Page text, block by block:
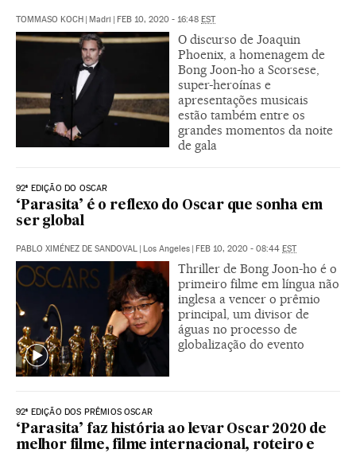
TOMMASO KOCH | Madri | FEB 10, 2020 - 16:48 EST
O discurso de Joaquin
Phoenix, a homenagem de
Bong Joon-ho a Scorsese,
super-heroínas e
apresentações musicais
estão também entre os
grandes momentos da noite
de gala
92ª EDIÇÃO DO OSCAR
‘Parasita’ é o reflexo do Oscar que sonha em
ser global
PABLO XIMÉNEZ DE SANDOVAL | Los Angeles | FEB 10, 2020 - 08:44 EST
Thriller de Bong Joon-ho é o
primeiro filme em língua não
inglesa a vencer o prêmio
principal, um divisor de
águas no processo de
globalização do evento
92ª EDIÇÃO DOS PRÊMIOS OSCAR
‘Parasita’ faz história ao levar Oscar 2020 de
melhor filme, filme internacional, roteiro e